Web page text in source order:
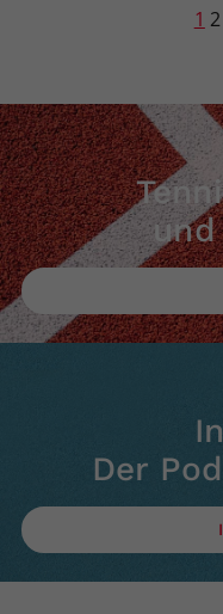
1 2
Der